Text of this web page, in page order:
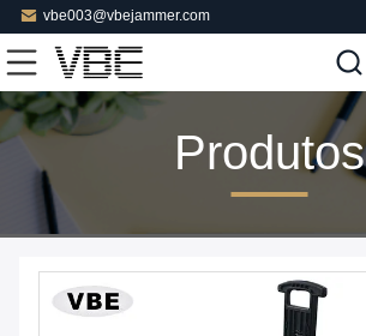
vbe003@vbejammer.com
Produtos